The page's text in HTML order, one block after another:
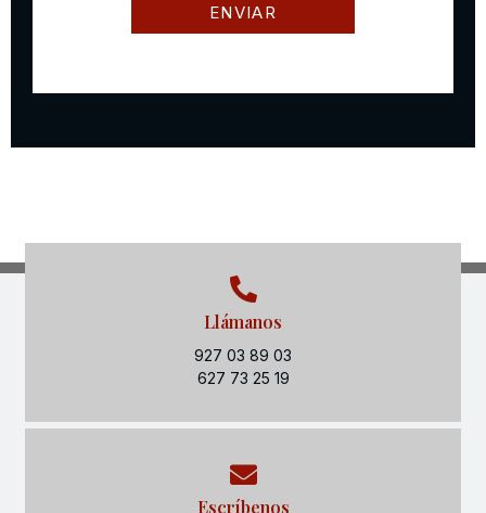
Llámanos
927 03 89 03
627 73 25 19
Escríbenos